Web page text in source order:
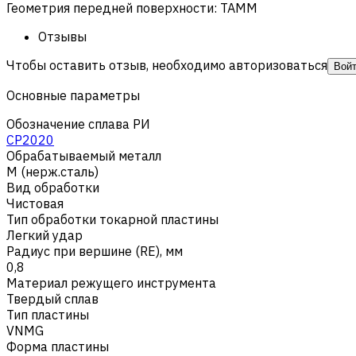
Геометрия передней поверхности: TAMM
Отзывы
Чтобы оставить отзыв, необходимо авторизоваться
Основные параметры
Обозначение сплава РИ
CP2020
Обрабатываемый металл
M (нерж.сталь)
Вид обработки
Чистовая
Тип обработки токарной пластины
Легкий удар
Радиус при вершине (RE), мм
0,8
Материал режущего инструмента
Твердый сплав
Тип пластины
VNMG
Форма пластины